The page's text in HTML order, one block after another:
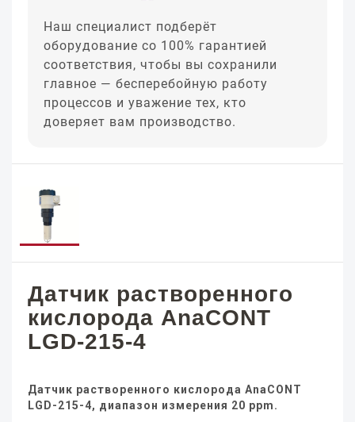
Наш специалист подберёт
оборудование со 100% гарантией
соответствия, чтобы вы сохранили
главное — бесперебойную работу
процессов и уважение тех, кто
доверяет вам производство.
Датчик растворенного
кислорода AnaCONT
LGD-215-4
Датчик растворенного кислорода AnaCONT
LGD-215-4, диапазон измерения 20 ppm.